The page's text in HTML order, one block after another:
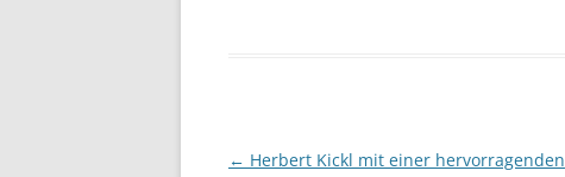
Beitragsnavigation
← Herbert Kickl mit einer hervorragenden